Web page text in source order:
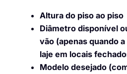
Altura do piso ao piso
Diâmetro disponível
vão (apenas quando
laje em locais
Modelo desejado